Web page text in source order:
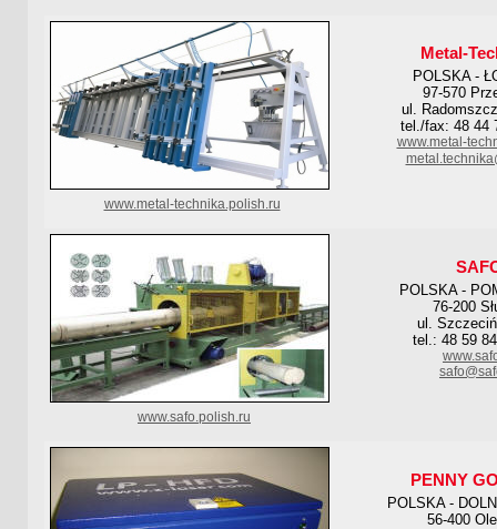
Metal-
POLSKA -
97-570
ul.
tel./fax: 48 44
www.metal-
www.metal-technika.polish.ru
POLSKA -
76-200
ul.
tel.: 48 59
www.safo.polish.ru
PENNY
POLSKA -
56-400